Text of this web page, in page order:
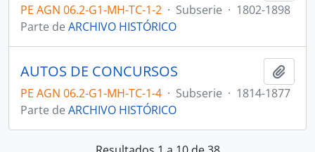
PE AGN 06.2-G1-MH-TC-1-2 · Subserie · 1802-1898
Parte de ARCHIVO HISTÓRICO
AUTOS DE CONCURSOS
PE AGN 06.2-G1-MH-TC-1-4 · Subserie · 1814-1877
Parte de ARCHIVO HISTÓRICO